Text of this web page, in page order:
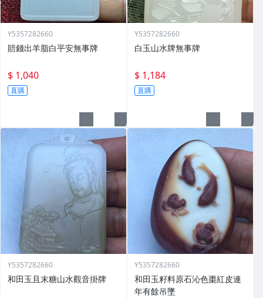
Y5357282660
賠錢出羊脂白平安無事牌
$ 1,040
直購
Y5357282660
白玉山水牌無事牌
$ 1,184
直購
Y5357282660
和田玉且末糖山水觀音掛牌
Y5357282660
和田玉籽料原石沁色棗紅皮連
年有餘吊墜